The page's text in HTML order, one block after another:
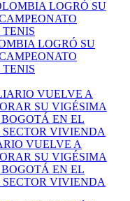
LOGRÓ SU
VUELVE A
SU VIGÉSIMA
EN EL
VIVIENDA